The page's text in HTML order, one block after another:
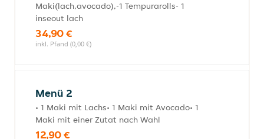
Maki(lach,avocado),-1 Tempurarolls- 1
inseout lach
34,90 €
inkl. Pfand (0,00 €)
Menü 2
• 1 Maki mit Lachs• 1 Maki mit Avocado• 1
Maki mit einer Zutat nach Wahl
12,90 €